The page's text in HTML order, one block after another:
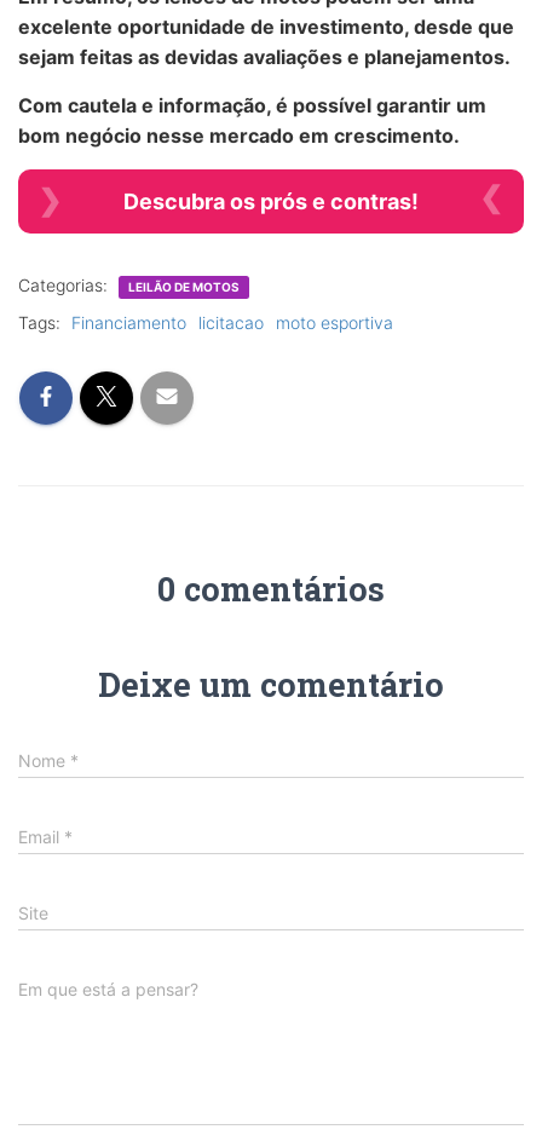
excelente oportunidade de investimento, desde que
sejam feitas as devidas avaliações e planejamentos.
Com cautela e informação, é possível garantir um
bom negócio nesse mercado em crescimento.
Descubra os prós e contras!
Categorias: LEILÃO DE MOTOS
Tags: Financiamento licitacao moto esportiva
0 comentários
Deixe um comentário
Nome *
Email *
Site
Em que está a pensar?